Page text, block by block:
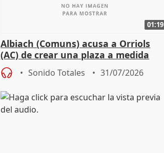
01:19
Albiach (Comuns) acusa a Orriols
(AC) de crear una plaza a medida
para su hija en Ripoll (Girona)
Sonido Totales 31/07/2026